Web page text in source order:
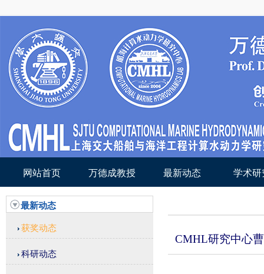
网站首页 万德成教授 最新动态 学术研
最新动态
获奖动态
科研动态
CMHL研究中心